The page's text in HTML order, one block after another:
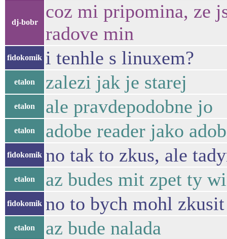
dj-bobr
coz mi pripomina, ze
radove min
fidokomik i tenhle s linuxem?
etalon zalezi jak je starej
etalon ale pravdepodobne jo
etalon adobe reader jako
fidokomik no tak to zkus, ale
etalon az budes mit zpet ty
fidokomik no to bych mohl
etalon az bude nalada